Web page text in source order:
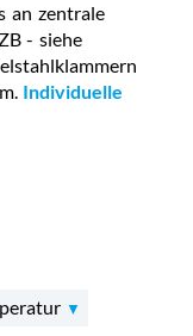
an zentrale
- siehe
Individuelle